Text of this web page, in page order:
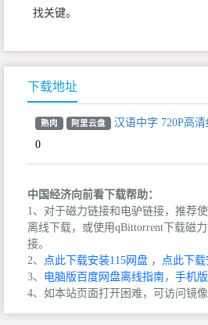
找关键。
下载地址
熟肉 阿里云盘 汉语中字 720P高
0
中国经济向前看下载帮助：
1、对于磁力链接和电驴链接，推荐
离线下载，或使用qBittorrent下载磁
接。
2、
点此下载安装115网盘 ，
点此下
3、 电脑版百度网盘离线指南， 手机
4、如本站页面打开困难，可访问镜